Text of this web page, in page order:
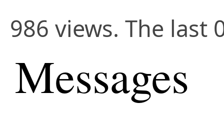
986 views. The last
Messages